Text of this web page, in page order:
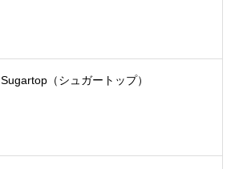
Sugartop（シュガートップ）